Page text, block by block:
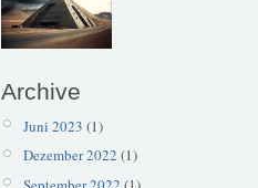
Archive
Juni 2023 (1)
Dezember 2022 (1)